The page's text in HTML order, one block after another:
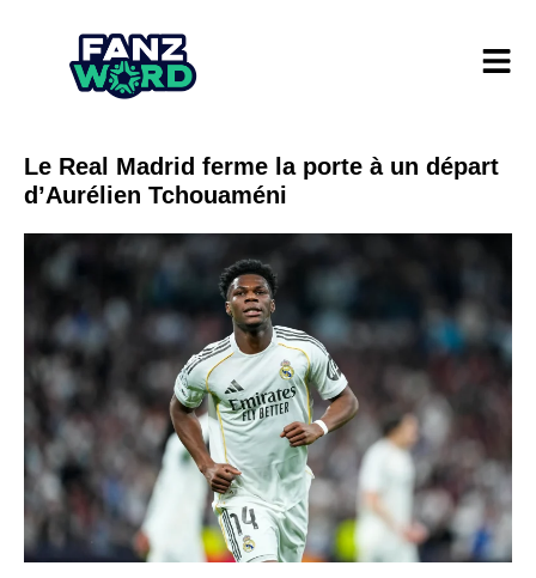
Le Real Madrid ferme la porte à un départ
d’Aurélien Tchouaméni